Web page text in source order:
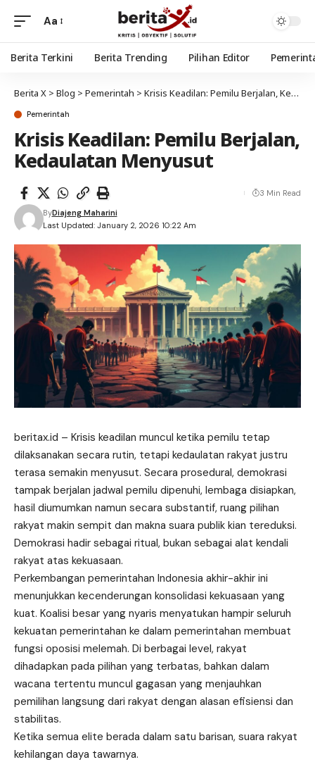
Aa
Berita Terkini Berita Trending Pilihan Editor
Berita X > Blog > Pemerintah > Krisis Keadilan: Pemilu Berjalan, Kedaulatan Menyusut
Pemerintah
Krisis Keadilan: Pemilu Berjalan,
Kedaulatan Menyusut
Last Updated: January 2, 2026 10:22 Am
ByDiajeng Maharini
3 Min Read
beritax.id – Krisis keadilan muncul ketika pemilu tetap
dilaksanakan secara rutin, tetapi kedaulatan rakyat justru
terasa semakin menyusut. Secara prosedural, demokrasi
tampak berjalan jadwal pemilu dipenuhi, lembaga disiapkan,
hasil diumumkan namun secara substantif, ruang pilihan
rakyat makin sempit dan makna suara publik kian tereduksi.
Demokrasi hadir sebagai ritual, bukan sebagai alat kendali
rakyat atas kekuasaan.
Perkembangan pemerintahan Indonesia akhir-akhir ini
menunjukkan kecenderungan konsolidasi kekuasaan yang
kuat. Koalisi besar yang nyaris menyatukan hampir seluruh
kekuatan pemerintahan ke dalam pemerintahan membuat
fungsi oposisi melemah. Di berbagai level, rakyat
dihadapkan pada pilihan yang terbatas, bahkan dalam
wacana tertentu muncul gagasan yang menjauhkan
pemilihan langsung dari rakyat dengan alasan efisiensi dan
stabilitas.
Ketika semua elite berada dalam satu barisan, suara rakyat
kehilangan daya tawarnya.